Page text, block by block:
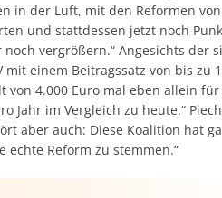
in der Luft, mit den Reformen
und stattdessen jetzt noch
vergrößern.“ Angesichts der
einem Beitragssatz von bis zu
von 4.000 Euro mal eben allein
Jahr im Vergleich zu heute.“
aber auch: Diese Koalition hat
echte Reform zu stemmen.“